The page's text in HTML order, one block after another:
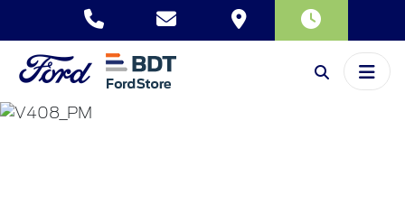
TOURNEO
CONNECT